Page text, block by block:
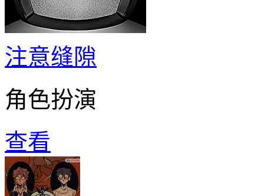
注意缝隙
角色扮演
查看